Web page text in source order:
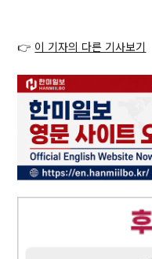
👉 이 기자의 다른 기사보기